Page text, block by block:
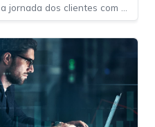
jornada dos clientes com o